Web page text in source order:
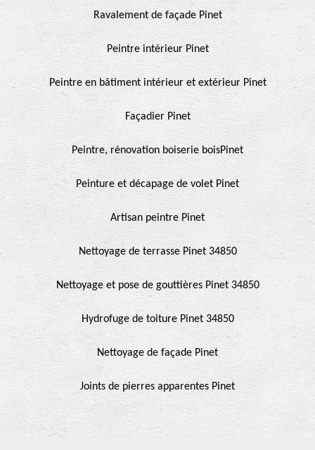
Ravalement de façade Pinet
Peintre intérieur Pinet
Peintre en bâtiment intérieur et extérieur Pinet
Façadier Pinet
Peintre, rénovation boiserie boisPinet
Peinture et décapage de volet Pinet
Artisan peintre Pinet
Nettoyage de terrasse Pinet 34850
Nettoyage et pose de gouttières Pinet 34850
Hydrofuge de toiture Pinet 34850
Nettoyage de façade Pinet
Joints de pierres apparentes Pinet